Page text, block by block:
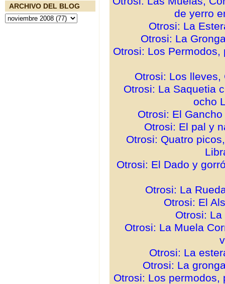
ARCHIVO DEL BLOG
de yerro
Otrosi: La
Otrosi: La
Otrosi: Los
Otrosi: Los
Otrosi: La Saquetia
ocho
Otrosi: El
Otrosi: El pal y
Otrosi: Quatro
Otrosi: El Dado y
Otrosi: La
Otrosi: El
Otrosi:
Otrosi: La Muela
Otrosi: La
Otrosi: La
Otrosi: Los